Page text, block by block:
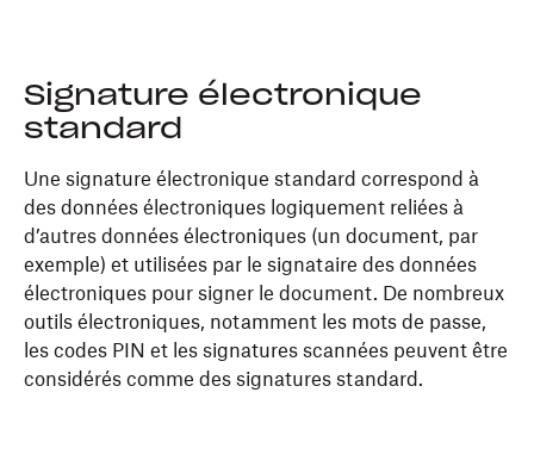
Signature électronique
standard
Une signature électronique standard correspond à
des données électroniques logiquement reliées à
d’autres données électroniques (un document, par
exemple) et utilisées par le signataire des données
électroniques pour signer le document. De nombreux
outils électroniques, notamment les mots de passe,
les codes PIN et les signatures scannées peuvent être
considérés comme des signatures standard.